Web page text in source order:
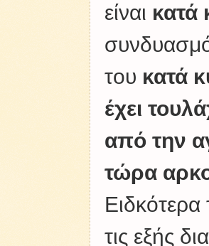
είναι κατά
του κατά
έχει
από την
τώρα
τις εξής